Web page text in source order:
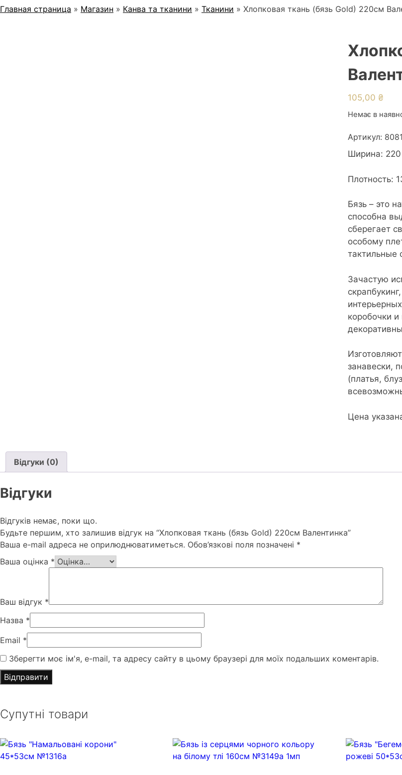
Главная страница » Магазин » Канва та тканини » Тканини » Хлопковая ткань (бязь Gold) 220см
105,00 ₴
Немає в
Артикул:
Ширина:
Плотность:
Бязь – это
способна
сберегает
особому
Зачастую
коробочки
занавески,
(платья,
Цена
Відгуки (0)
Відгуки
Відгуків немає, поки що.
Будьте першим, хто залишив відгук на “Хлопковая ткань (бязь Gold) 220см Валентинка”
Ваша e-mail адреса не оприлюднюватиметься. Обов’язкові поля позначені *
Ваша оцінка *
Ваш відгук *
Назва *
Email *
Зберегти моє ім'я, e-mail, та адресу сайту в цьому браузері для моїх подальших коментарів.
Супутні товари